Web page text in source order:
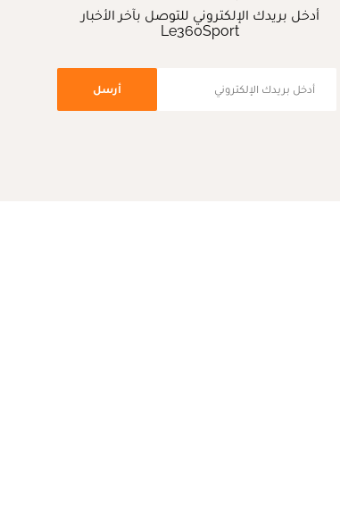
أدخل بريدك الإلكتروني للتوصل بآخر الأخبار
Le360Sport
أرسل